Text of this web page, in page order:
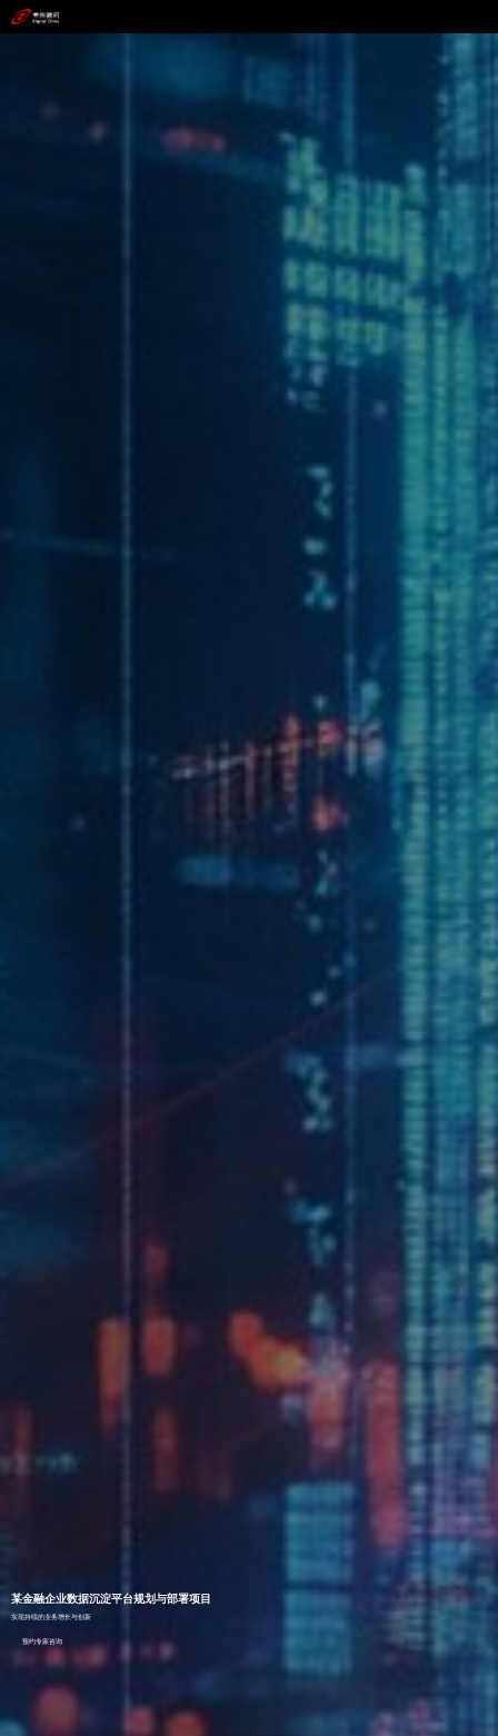
某金融企业数据沉淀平台规划与部署项目
实现持续的业务增长与创新
预约专家咨询